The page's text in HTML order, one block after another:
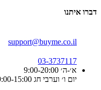
דברו איתנו
support@buyme.co.il
03-3737117
א׳-ה׳ 9:00-20:00
יום ו׳ וערבי חג 9:00-15:00